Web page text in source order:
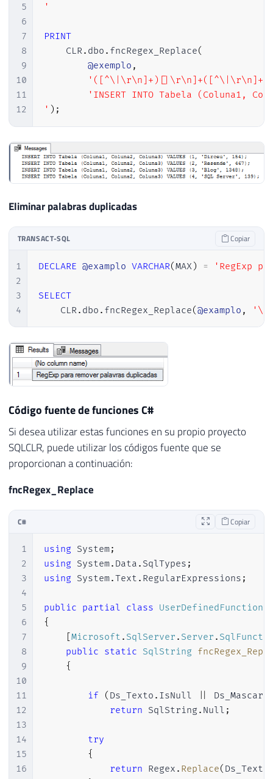
5
6
7
8
9
10
11
12
'
PRINT
    CLR
. dbo . fncRegex_Replace(
@exemplo ,
'INSERT INTO Tabela (Coluna1,
' ) ;
Eliminar palabras duplicadas
TRANSACT-SQL Copiar
1
2
3
4
DECLARE @examplo VARCHAR(MAX) = 'RegExp
SELECT
    CLR
. dbo . fncRegex_Replace(@examplo ,
Código fuente de funciones C#
Si desea utilizar estas funciones en su propio proyecto
SQLCLR, puede utilizar los códigos fuente que se
proporcionan a continuación:
fncRegex_Replace
C# Copiar
1
2
3
4
5
6
7
8
9
10
11
12
13
14
15
16
using System;
using System. Data . SqlTypes ;
using System.Text . RegularExpressions ;
public partial class UserDefinedFunctions
{
Microsoft . SqlServer . Server .
public static SqlString
{
if ( Ds_Texto . IsNull Ds_Mascara
return SqlString . Null ;
try
{
return Regex . Replace( Ds_Texto